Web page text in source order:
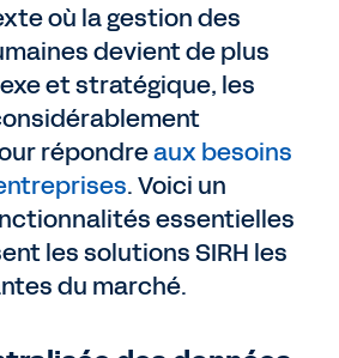
où la gestion des
devient de plus
et stratégique, les
répondreaux besoins
. Voici un
essentielles
les solutions SIRH les
du marché.